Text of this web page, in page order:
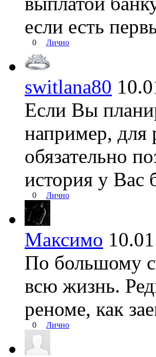
если есть
0 Лично
switlana80
Если Вы
например, для
обязательно
история у Вас
0 Лично
Максимо
По большому
всю жизнь.
реноме, как
0 Лично